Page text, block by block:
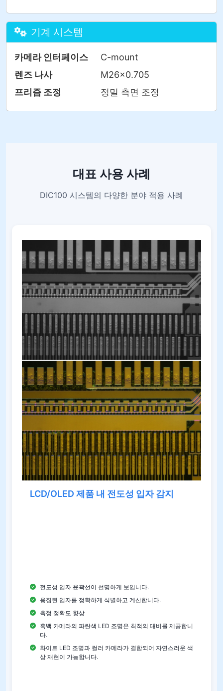
기계 시스템
카메라 인터페이스
C-mount
렌즈 나사
M26×0.705
프리즘 조정
정밀 측면 조정
대표 사용 사례
DIC100 시스템의 다양한 분야 적용 사례
LCD/OLED 제품 내 전도성 입자 감지
전도성 입자 윤곽선이 선명하게 보입니다.
응집된 입자를 정확하게 식별하고 계산합니다.
측정 정확도 향상
흑백 카메라의 파란색 LED 조명은 최적의 대비를 제공합니
다.
화이트 LED 조명과 컬러 카메라가 결합되어 자연스러운 색
상 재현이 가능합니다.